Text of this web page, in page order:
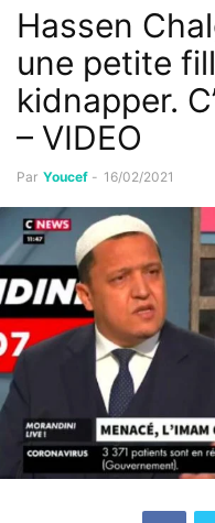
Hassen
une petite
kidnapper.
– VIDEO
Par Youcef - 16/02/2021